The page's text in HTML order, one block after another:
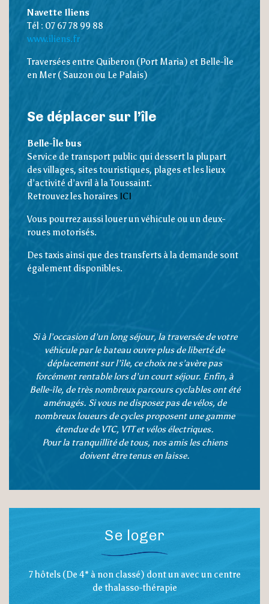
Navette Iliens
Tél : 07 67 78 99 88
www.iliens.fr
Traversées entre Quiberon (Port Maria) et Belle-Île
en Mer ( Sauzon ou Le Palais)
Se déplacer sur l’île
Belle-Île bus
Service de transport public qui dessert la plupart
des villages, sites touristiques, plages et les lieux
d’activité d’avril à la Toussaint.
Retrouvez les horaires ICI
Vous pourrez aussi louer un véhicule ou un deux-
roues motorisés.
Des taxis ainsi que des transferts à la demande sont
également disponibles.
Si à l’occasion d’un long séjour, la traversée de votre
véhicule par le bateau ouvre plus de liberté de
déplacement sur l’île, ce choix ne s’avère pas
forcément rentable lors d’un court séjour. Enfin, à
Belle-île, de très nombreux parcours cyclables ont été
aménagés. Si vous ne disposez pas de vélos, de
nombreux loueurs de cycles proposent une gamme
étendue de VTC, VTT et vélos électriques.
Pour la tranquillité de tous, nos amis les chiens
doivent être tenus en laisse.
Se loger
7 hôtels (De 4* à non classé) dont un avec un centre
de thalasso-thérapie